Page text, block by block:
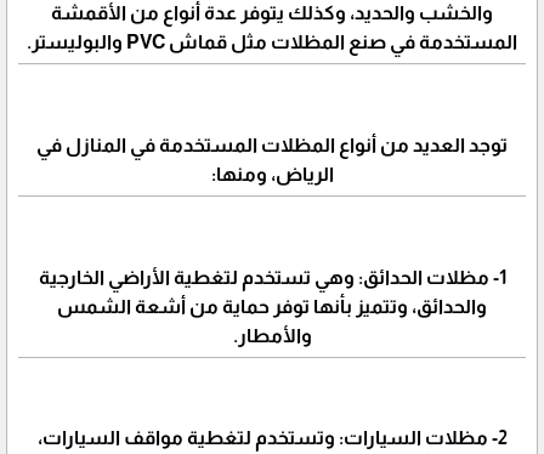
والخشب والحديد، وكذلك يتوفر عدة أنواع من الأقمشة
المستخدمة في صنع المظلات مثل قماش PVC والبوليستر.
توجد العديد من أنواع المظلات المستخدمة في المنازل في
الرياض، ومنها:
1- مظلات الحدائق: وهي تستخدم لتغطية الأراضي الخارجية
والحدائق، وتتميز بأنها توفر حماية من أشعة الشمس
والأمطار.
2- مظلات السيارات: وتستخدم لتغطية مواقف السيارات،